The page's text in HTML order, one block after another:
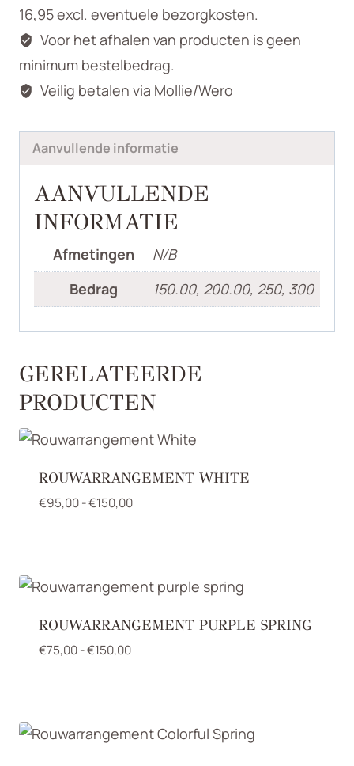
16,95 excl. eventuele bezorgkosten.
Voor het afhalen van producten is geen
minimum bestelbedrag.
Veilig betalen via Mollie/Wero
Aanvullende informatie
AANVULLENDE
INFORMATIE
Afmetingen
N/B
Bedrag
150.00, 200.00, 250, 300
GERELATEERDE
PRODUCTEN
ROUWARRANGEMENT WHITE
€95,00-€150,00Prijsklasse:
ROUWARRANGEMENT PURPLE SPRING
€75,00-€150,00Prijsklasse: